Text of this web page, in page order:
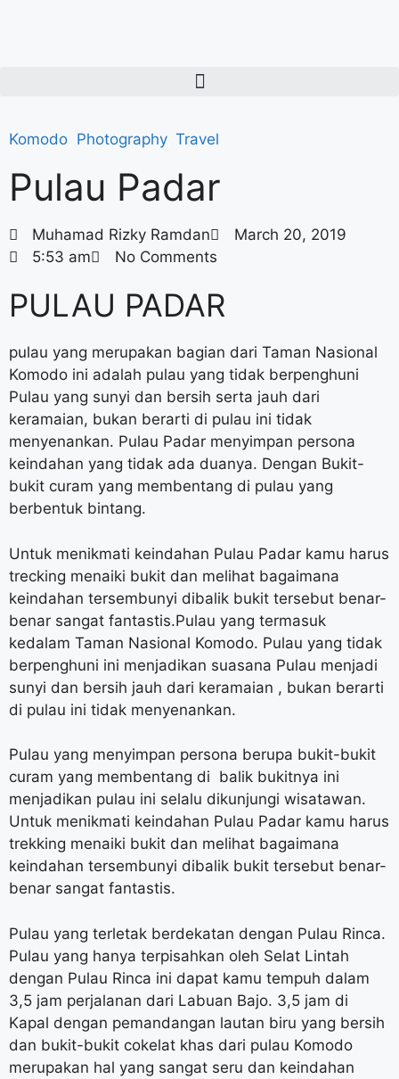
Komodo Photography, Travel
Pulau Padar
Muhamad Rizky Ramdan
March 20, 2019
5:53 am
No Comments
PULAU PADAR
pulau yang merupakan bagian dari Taman Nasional
Komodo ini adalah pulau yang tidak berpenghuni
Pulau yang sunyi dan bersih serta jauh dari
keramaian, bukan berarti di pulau ini tidak
menyenankan. Pulau Padar menyimpan persona
keindahan yang tidak ada duanya. Dengan Bukit-
bukit curam yang membentang di pulau yang
berbentuk bintang.
Untuk menikmati keindahan Pulau Padar kamu harus
trecking menaiki bukit dan melihat bagaimana
keindahan tersembunyi dibalik bukit tersebut benar-
benar sangat fantastis.Pulau yang termasuk
kedalam Taman Nasional Komodo. Pulau yang tidak
berpenghuni ini menjadikan suasana Pulau menjadi
sunyi dan bersih jauh dari keramaian , bukan berarti
di pulau ini tidak menyenankan.
Pulau yang menyimpan persona berupa bukit-bukit
curam yang membentang di balik bukitnya ini
menjadikan pulau ini selalu dikunjungi wisatawan.
Untuk menikmati keindahan Pulau Padar kamu harus
trekking menaiki bukit dan melihat bagaimana
keindahan tersembunyi dibalik bukit tersebut benar-
benar sangat fantastis.
Pulau yang terletak berdekatan dengan Pulau Rinca.
Pulau yang hanya terpisahkan oleh Selat Lintah
dengan Pulau Rinca ini dapat kamu tempuh dalam
3,5 jam perjalanan dari Labuan Bajo. 3,5 jam di
Kapal dengan pemandangan lautan biru yang bersih
dan bukit-bukit cokelat khas dari pulau Komodo
merupakan hal yang sangat seru dan keindahan